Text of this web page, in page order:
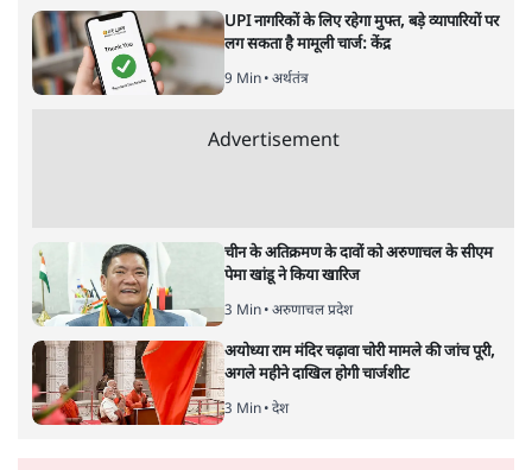
पत्रकार सतीश झा का आकलनः
कूटनीति में समय ही सबसेबड़ा कारक होता है। भारत का यूरोप की
ओर ताज़ा झुकाव—जिसका ठोस रूप हाल ही में संपन्न भारत–
और पढ़ें